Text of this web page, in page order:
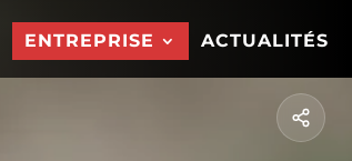
ENTREPRISE ACTUALITÉS